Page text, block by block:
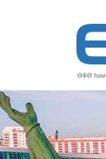
ӨФӨ һәм